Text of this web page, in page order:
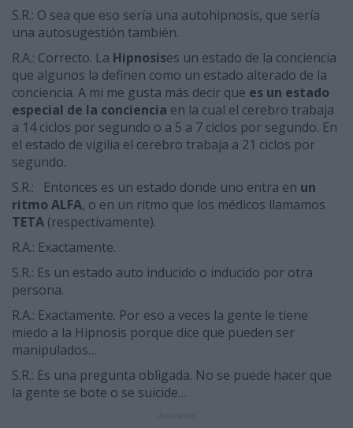
S.R.: O sea que eso sería una autohipnosis, que sería
una autosugestión también.
R.A.: Correcto. La Hipnosises un estado de la conciencia
que algunos la definen como un estado alterado de la
conciencia. A mi me gusta más decir que es un estado
especial de la conciencia en la cual el cerebro trabaja
a 14 ciclos por segundo o a 5 a 7 ciclos por segundo. En
el estado de vigilia el cerebro trabaja a 21 ciclos por
segundo.
S.R.: Entonces es un estado donde uno entra en un
ritmo ALFA, o en un ritmo que los médicos llamamos
TETA (respectivamente).
R.A.: Exactamente.
S.R.: Es un estado auto inducido o inducido por otra
persona.
R.A.: Exactamente. Por eso a veces la gente le tiene
miedo a la Hipnosis porque dice que pueden ser
manipulados…
S.R.: Es una pregunta obligada. No se puede hacer que
la gente se bote o se suicide…